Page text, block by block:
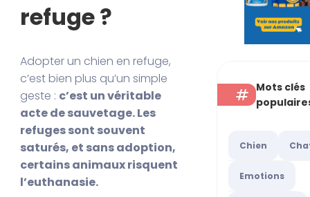
refuge ?
Adopter un chien en refuge,
c’est bien plus qu’un simple
geste : c’est un véritable
acte de sauvetage. Les
refuges sont souvent
saturés, et sans adoption,
certains animaux risquent
l’euthanasie.
Mots clés
Chien
Emotions